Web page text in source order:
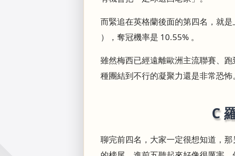
而緊追在英格蘭後面的第四名，就
），奪冠機率是 10.55% 。
雖然梅西已經遠離歐洲主流聯賽、
種團結到不行的凝聚力還是非常恐怖。
C
聊完前四名，大家一定很想知道，